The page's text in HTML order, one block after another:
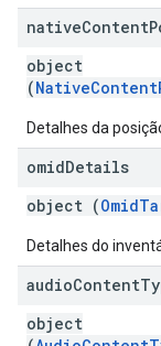
nativeContent
object
(
Detalhes da
omidDetails
object (
Detalhes do
audioContent
object